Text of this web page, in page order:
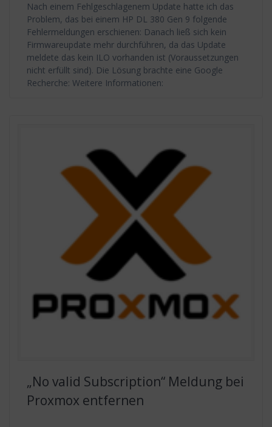
Nach einem Fehlgeschlagenem Update hatte ich das
Problem, das bei einem HP DL 380 Gen 9 folgende
Fehlermeldungen erschienen: Danach ließ sich kein
Firmwareupdate mehr durchführen, da das Update
meldete das kein ILO vorhanden ist (Voraussetzungen
nicht erfüllt sind). Die Lösung brachte eine Google
Recherche: Weitere Informationen:
„No valid Subscription“ Meldung bei
Proxmox entfernen